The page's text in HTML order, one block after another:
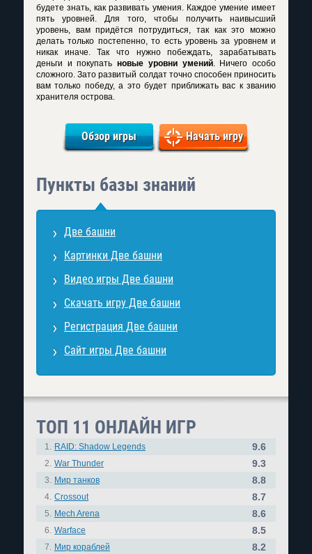
будете знать, как развивать умения. Каждое умение имеет
пять уровней. Для того, чтобы получить наивысший
уровень, вам придётся потрудиться, так как это можно
делать только постепенно, то есть уровень за уровнем и
никак иначе. Так что нужно побеждать, зарабатывать
деньги и покупатьновые уровни умений. Ничего особо
сложного. Зато развитый солдат точно способен приносить
вам только победу, а это будет приближать вас к званию
хранителя острова.
Обзор игры Начать игру
Пункты базы знаний
Две башни
Картинки Две башни
Видео игры Две башни
Скачать игру Две башни
Регистрация Две башни
Сайт игры Две башни
ТОП 11 ОНЛАЙН ИГР
1. RAID: Shadow Legends 9.6
2. War Thunder 9.3
3. Мир танков 8.8
4. Crossout 8.7
5. Mech Arena 8.6
6. Warface 8.5
7. Мир кораблей 8.2